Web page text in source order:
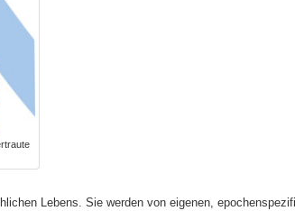
Lebens. Sie werden von eigenen,